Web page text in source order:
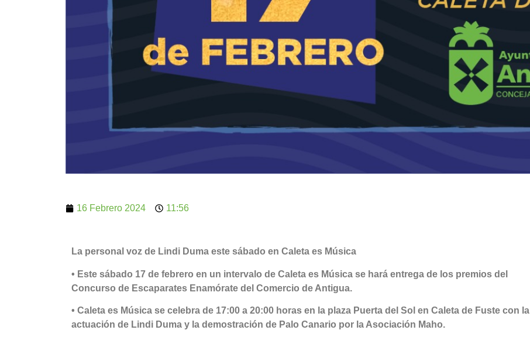
16 Febrero 2024 11:56
La personal voz de Lindi Duma este sábado en Caleta es Música
• Este sábado 17 de febrero en un intervalo de Caleta es Música se hará entrega de los premios del
Concurso de Escaparates Enamórate del Comercio de Antigua.
• Caleta es Música se celebra de 17:00 a 20:00 horas en la plaza Puerta del Sol en Caleta de Fuste con la
actuación de Lindi Duma y la demostración de Palo Canario por la Asociación Maho.